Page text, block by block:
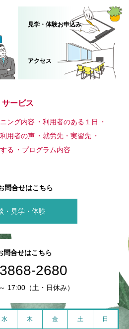
見学・体験お申込み
アクセス
サービス
ング内容
利用者のある１日
利用者の声
就労先・実習先
る
プログラム内容
問合せはこちら
・見学・体験
問合せはこちら
2680
17:00（土・日休み）
水 木 金 土 日